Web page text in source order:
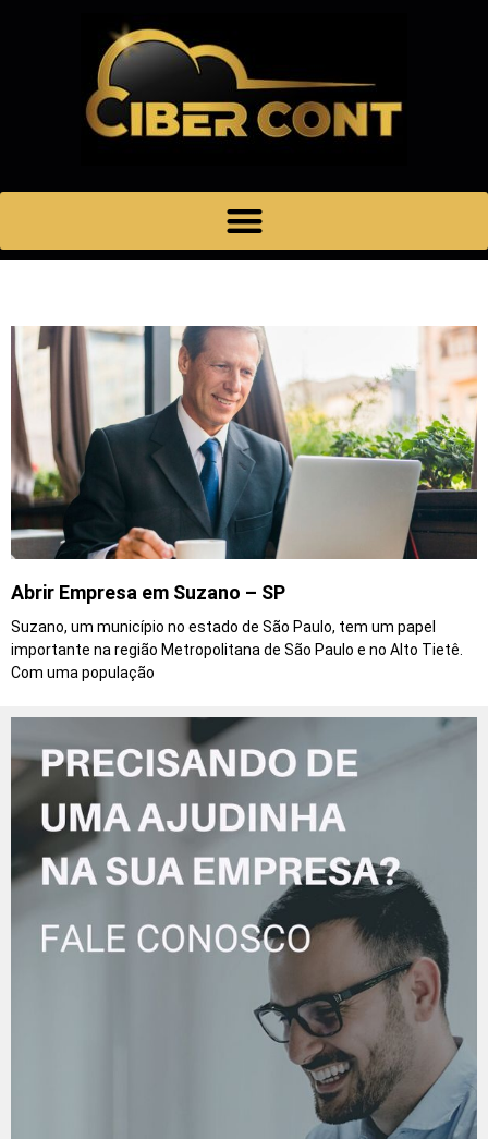
Abrir Empresa em Suzano – SP
Suzano, um município no estado de São Paulo, tem um papel
importante na região Metropolitana de São Paulo e no Alto Tietê.
Com uma população